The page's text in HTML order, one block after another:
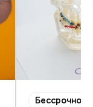
Бессрочно